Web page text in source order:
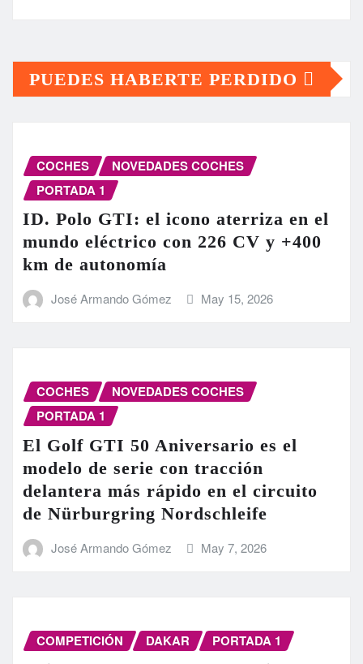
PUEDES HABERTE PERDIDO
COCHES
NOVEDADES COCHES
PORTADA 1
ID. Polo GTI: el icono aterriza en el
mundo eléctrico con 226 CV y +400
km de autonomía
José Armando Gómez May 15, 2026
COCHES
NOVEDADES COCHES
PORTADA 1
El Golf GTI 50 Aniversario es el
modelo de serie con tracción
delantera más rápido en el circuito
de Nürburgring Nordschleife
José Armando Gómez May 7, 2026
COMPETICIÓN DAKAR PORTADA 1